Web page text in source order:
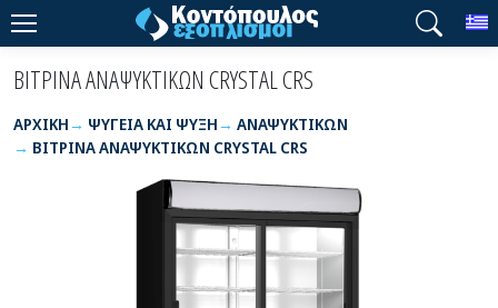
ΒΙΤΡΙΝΑ ΑΝΑΨΥΚΤΙΚΩΝ CRYSTAL CRS
ΑΡΧΙΚΉ ΨΥΓΕΙΑ ΚΑΙ ΨΥΞΗ
ΑΝΑΨΥΚΤΙΚΩΝ
ΒΙΤΡΙΝΑ ΑΝΑΨΥΚΤΙΚΩΝ CRYSTAL CRS